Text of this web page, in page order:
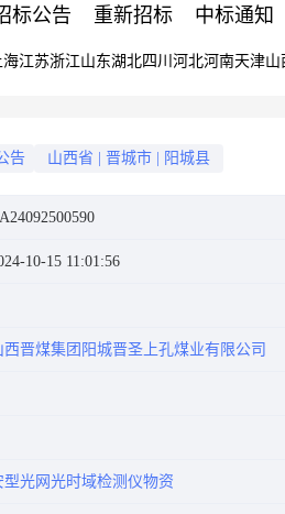
上孔煤业有限公
采购部)
标公告 重新招标 中标通知
海江苏浙江山东湖北四川 河北河南天津山
告 山西省 晋城市 阳城县
10-15 11:01:56
西晋煤集团阳城晋圣上孔煤业有限公司
型光网光时域检测仪物资